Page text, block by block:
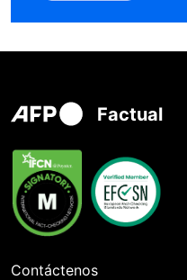
Factual
Contáctenos